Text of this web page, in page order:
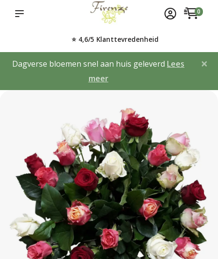
0
⭐ 4,6/5 Klanttevredenheid
Dagverse bloemen snel aan huis geleverd Lees
meer
×